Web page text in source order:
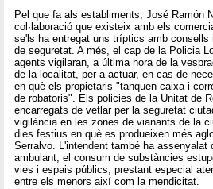
Pel que fa als establiments, José Ramón
col·laboració que existeix amb els
se'ls ha entregat uns tríptics amb consells
de seguretat. A més, el cap de la Policia
agents vigilaran, a última hora de la
de la localitat, per a actuar, en cas de
en què els propietaris "tanquen caixa i
de robatoris". Els policies de la Unitat de
encarregats de vetlar per la seguretat
vigilància en les zones de vianants de la
dies festius en què es produeixen més
Serralvo. L'intendent també ha assenyalat
ambulant, el consum de substàncies
vies i espais públics, prestant especial
entre els menors així com la mendicitat.